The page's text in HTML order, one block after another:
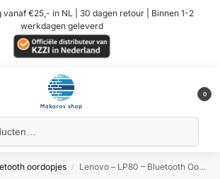
€25,- in NL | 30 dagen retour | Binnen 1-2
werkdagen geleverd
0
oordopjes / Lenovo – LP80 – Bluetooth Oordopjes – Zwart